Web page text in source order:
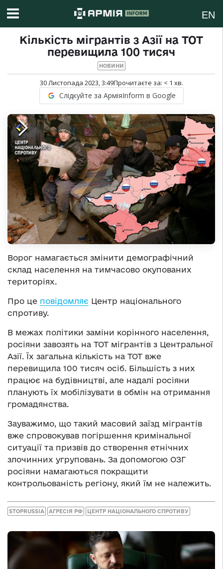
EN
Кількість мігрантів з Азії на ТОТ
перевищила 100 тисяч
НОВИНИ
30 Листопада 2023, 3:49Прочитаєте за: < 1 хв.
Слідкуйте за АрміяInform в Google
Ворог намагається змінити демографічний
склад населення на тимчасово окупованих
територіях.
Про це повідомляє Центр національного
спротиву.
В межах політики заміни корінного населення,
росіяни завозять на ТОТ мігрантів з Центральної
Азії. Їх загальна кількість на ТОТ вже
перевищила 100 тисяч осіб. Більшість з них
працює на будівництві, але надалі росіяни
планують їх мобілізувати в обмін на отримання
громадянства.
Зауважимо, що такий масовий заїзд мігрантів
вже спровокував погіршення кримінальної
ситуації та призвів до створення етнічних
злочинних угруповань. За допомогою ОЗГ
росіяни намагаються покращити
контрольованість регіону, який їм не належить.
STOPRUSSIA АГРЕСІЯ РФ ЦЕНТР НАЦІОНАЛЬНОГО СПРОТИВУ